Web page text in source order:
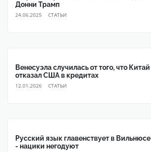
Донни Трамп
24.06.2025 CТАТЬИ
Венесуэла случилась от того, что Китай
отказал США в кредитах
12.01.2026 CТАТЬИ
Русский язык главенствует в Вильнюсе
- нацики негодуют